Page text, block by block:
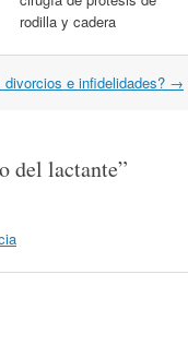
rodilla y cadera
e infidelidades? →
del lactante”